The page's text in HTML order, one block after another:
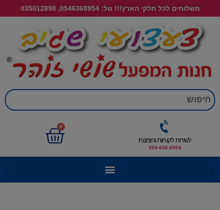
משלוחים לכל חלקי הארץ!!! טל: 0546368954, 035012898
לשירות לקוחות והזמנות
054-636-8954
0